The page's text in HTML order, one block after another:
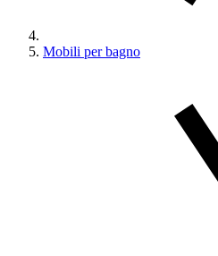
Mobili per bagno